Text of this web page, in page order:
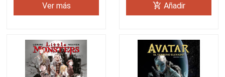
Ver más add_shopping_cart Añadir